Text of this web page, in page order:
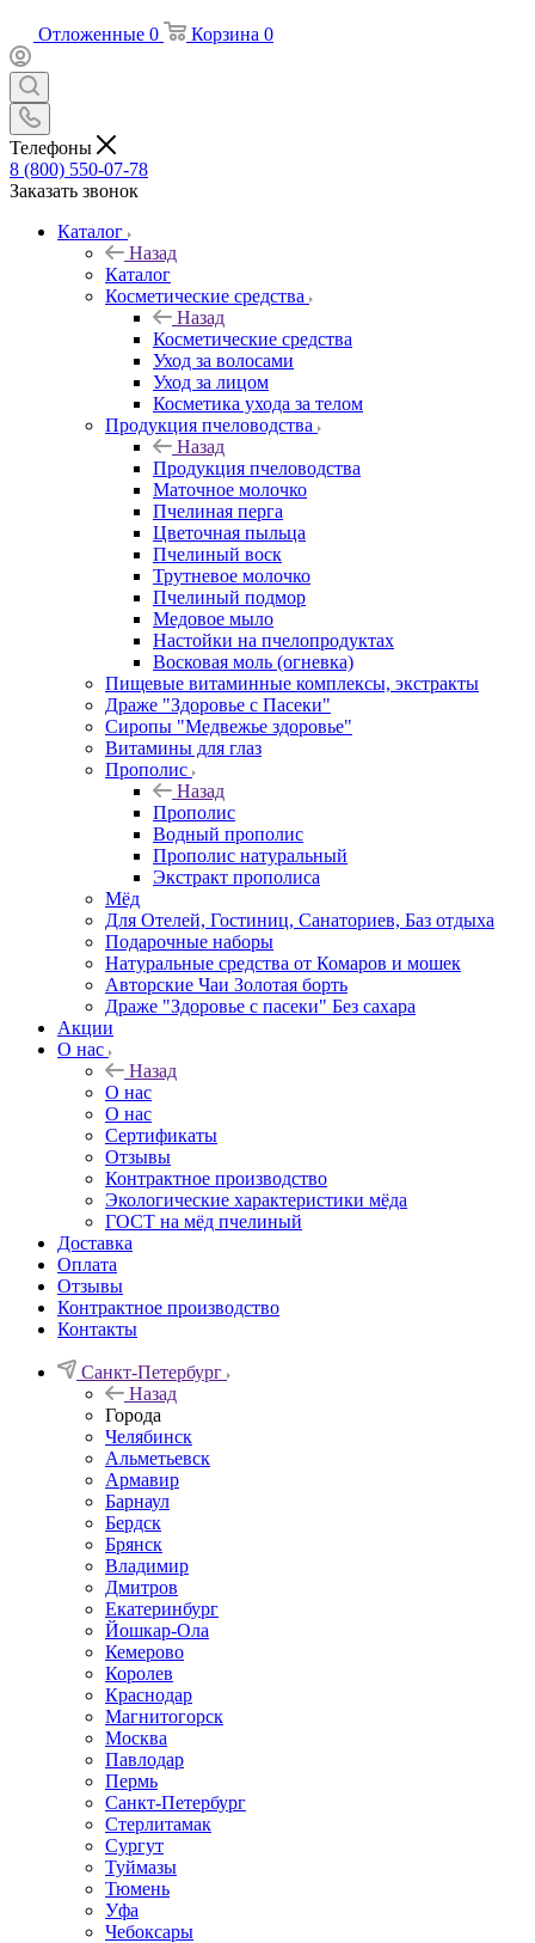
Отложенные 0 Корзина 0
Телефоны
8 (800) 550-07-78
Заказать звонок
Каталог
Назад
Каталог
Косметические средства
Назад
Косметические средства
Уход за волосами
Уход за лицом
Косметика ухода за телом
Продукция пчеловодства
Назад
Продукция пчеловодства
Маточное молочко
Пчелиная перга
Цветочная пыльца
Пчелиный воск
Трутневое молочко
Пчелиный подмор
Медовое мыло
Настойки на пчелопродуктах
Восковая моль (огневка)
Пищевые витаминные комплексы, экстракты
Драже "Здоровье с Пасеки"
Сиропы "Медвежье здоровье"
Витамины для глаз
Прополис
Назад
Прополис
Водный прополис
Прополис натуральный
Экстракт прополиса
Мёд
Для Отелей, Гостиниц, Санаториев, Баз отдыха
Подарочные наборы
Натуральные средства от Комаров и мошек
Авторские Чаи Золотая борть
Драже "Здоровье с пасеки" Без сахара
Акции
О нас
Назад
О нас
О нас
Сертификаты
Отзывы
Контрактное производство
Экологические характеристики мёда
ГОСТ на мёд пчелиный
Доставка
Оплата
Отзывы
Контрактное производство
Контакты
Санкт-Петербург
Назад
Города
Челябинск
Альметьевск
Армавир
Барнаул
Бердск
Брянск
Владимир
Дмитров
Екатеринбург
Йошкар-Ола
Кемерово
Королев
Краснодар
Магнитогорск
Москва
Павлодар
Пермь
Санкт-Петербург
Стерлитамак
Сургут
Туймазы
Тюмень
Уфа
Чебоксары